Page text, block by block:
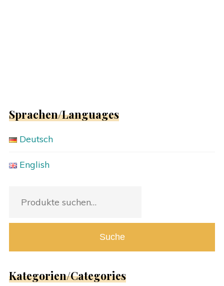
Sprachen/Languages
Deutsch
English
Suche
Kategorien/Categories